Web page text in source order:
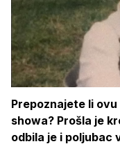
Prepoznajete li
showa? Prošla je
odbila je i poljubac